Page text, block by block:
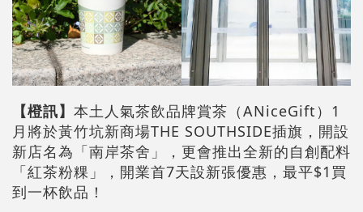
【橙訊】 本土人氣茶飲品牌賞茶（ANiceGift）1
月將於黃竹坑新商場THE SOUTHSIDE插旗，開設
新店名為「南岸茶舍」，更會推出全新的自創配料
「紅茶粉粿」，開業首7天設新張優惠，最平$1買
到一杯飲品！